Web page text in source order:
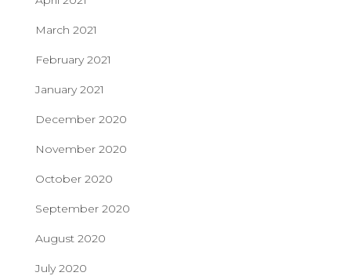
March 2021
February 2021
January 2021
December 2020
November 2020
October 2020
September 2020
August 2020
July 2020